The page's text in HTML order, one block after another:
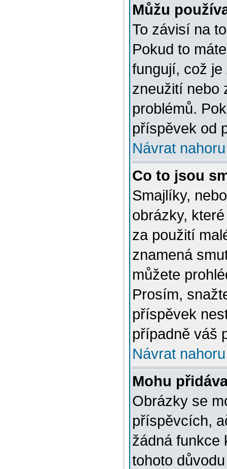
Můžu
To závisí na
Pokud to
fungují, což je
zneužití nebo
problémů.
příspěvek od
Návrat nahoru
Co to jsou
Smajlíky,
obrázky,
za použití
znamená
můžete
Prosím,
příspěvek
případně váš
Návrat nahoru
Mohu
Obrázky se
příspěvcích,
žádná funkce
tohoto